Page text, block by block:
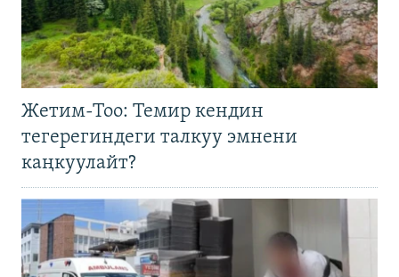
Жетим-Тоо: Темир кендин
тегерегиндеги талкуу эмнени
каңкуулайт?